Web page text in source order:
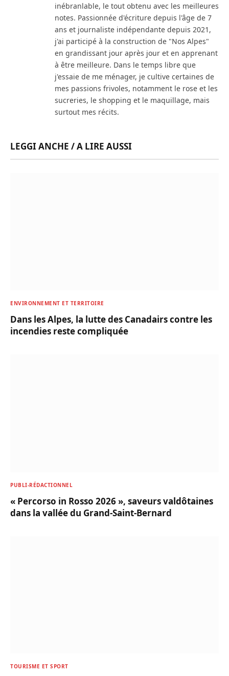
inébranlable, le tout obtenu avec les meilleures
notes. Passionnée d'écriture depuis l'âge de 7
ans et journaliste indépendante depuis 2021,
j'ai participé à la construction de "Nos Alpes"
en grandissant jour après jour et en apprenant
à être meilleure. Dans le temps libre que
j'essaie de me ménager, je cultive certaines de
mes passions frivoles, notamment le rose et les
sucreries, le shopping et le maquillage, mais
surtout mes récits.
LEGGI ANCHE / A LIRE AUSSI
ENVIRONNEMENT ET TERRITOIRE
Dans les Alpes, la lutte des Canadairs contre les
incendies reste compliquée
PUBLI-RÉDACTIONNEL
« Percorso in Rosso 2026 », saveurs valdôtaines
dans la vallée du Grand-Saint-Bernard
TOURISME ET SPORT